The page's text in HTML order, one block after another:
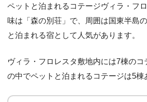
ペットと泊まれるコテージヴィラ・フ
味は「森の別荘」で、周囲は国東半島
と泊まれる宿として人気があります。
ヴィラ・フロレスタ敷地内には7棟のコ
の中でペットと泊まれるコテージは5棟